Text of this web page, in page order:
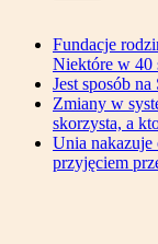
Fundacje
Niektóre w 40
Jest sposób
Zmiany w
skorzysta, a
Unia nakazuje
przyjęciem